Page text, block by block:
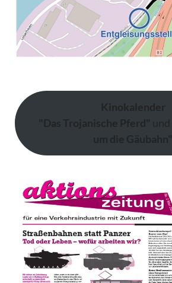
Kinokalender
"Das Trojanische Pferd" und
um die Gäubahn"